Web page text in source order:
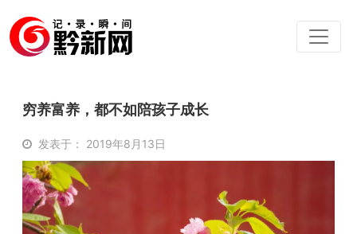
穷养富养，都不如陪孩子成长
发表于： 2019年8月13日